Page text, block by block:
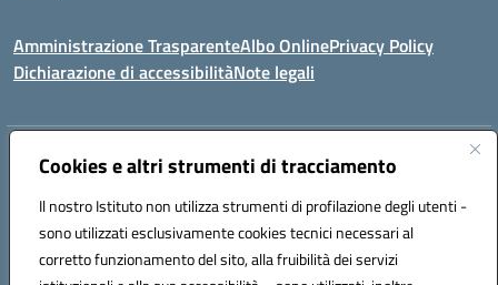
Cookies e altri strumenti di tracciamento
Il nostro Istituto non utilizza strumenti di profilazione degli utenti -
sono utilizzati esclusivamente cookies tecnici necessari al
corretto funzionamento del sito, alla fruibilità dei servizi
Amministrazione TrasparenteAlbo OnlinePrivacy Policy
Dichiarazione di accessibilitàNote legali
Indirizzo:Via Coniugi Crigna – Cap. 89861 – Tropea (VV)
Posta elettronica certificata (PEC):vvic82200d@pec.istruzione.it
Codice fiscale: 96012410799
Codice meccanografico:VVIC82200D